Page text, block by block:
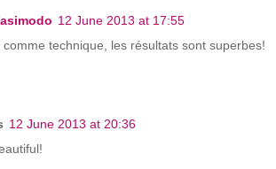
12 June 2013 at 17:55
comme technique, les résultats sont superbes!
12 June 2013 at 20:36